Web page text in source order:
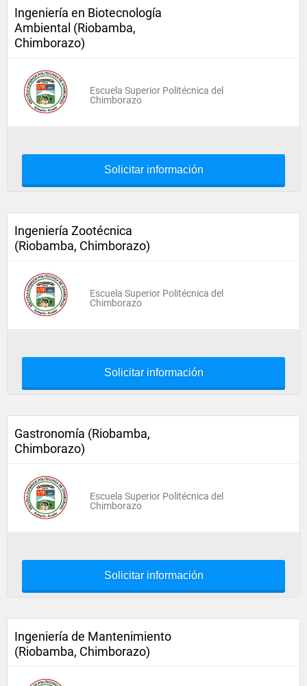
Ingeniería en Biotecnología
Ambiental (Riobamba,
Chimborazo)
Escuela Superior Politécnica del
Chimborazo
Solicitar información
Ingeniería Zootécnica
(Riobamba, Chimborazo)
Escuela Superior Politécnica del
Chimborazo
Solicitar información
Gastronomía (Riobamba,
Chimborazo)
Escuela Superior Politécnica del
Chimborazo
Solicitar información
Ingeniería de Mantenimiento
(Riobamba, Chimborazo)